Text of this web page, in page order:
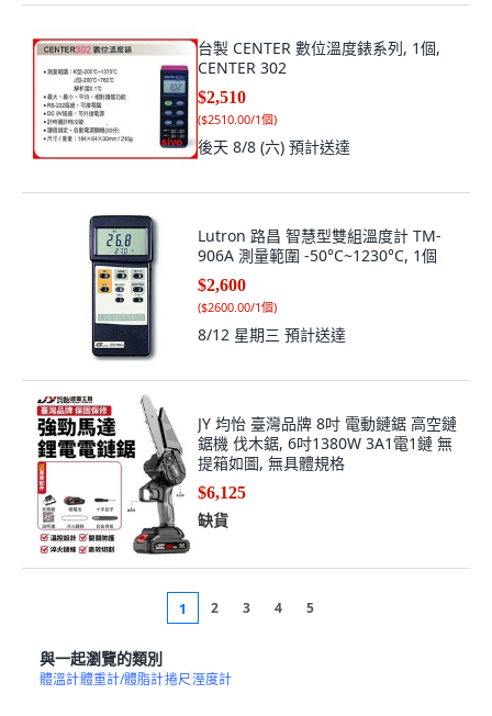
台製 CENTER 數位溫度錶系列, 1個,
CENTER 302
$2,510
($2510.00/1個)
後天 8/8 (六) 預計送達
Lutron 路昌 智慧型雙組溫度計 TM-
906A 測量範圍 -50°C~1230°C, 1個
$2,600
($2600.00/1個)
8/12 星期三 預計送達
JY 均怡 臺灣品牌 8吋 電動鏈鋸 高空鏈
鋸機 伐木鋸, 6吋1380W 3A1電1鏈 無
提箱如圖, 無具體規格
$6,125
缺貨
1 2 3 4 5
與一起瀏覽的類別
體溫計體重計/體脂計捲尺溼度計